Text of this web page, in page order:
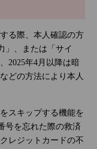
る際、本人確認の方
」、または「サイ
2025年4月以降は暗
どの方法により本人
スキップする機能を
号を忘れた際の救済
レジットカードの不